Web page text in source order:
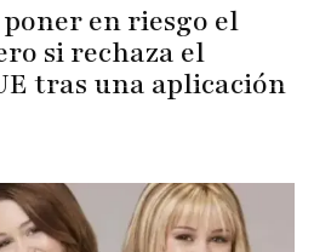
en riesgo el
si rechaza el
tras una aplicación